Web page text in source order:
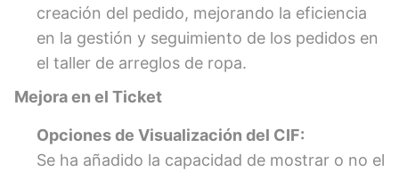
creación del pedido, mejorando la eficiencia
en la gestión y seguimiento de los pedidos en
el taller de arreglos de ropa.
Mejora en el Ticket
Opciones de Visualización del CIF:
Se ha añadido la capacidad de mostrar o no el